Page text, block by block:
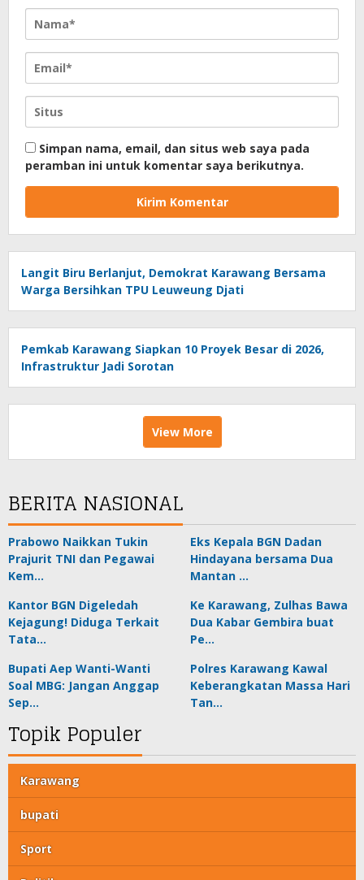
Simpan nama, email, dan situs web saya pada
peramban ini untuk komentar saya berikutnya.
Langit Biru Berlanjut, Demokrat Karawang Bersama
Warga Bersihkan TPU Leuweung Djati
Pemkab Karawang Siapkan 10 Proyek Besar di 2026,
Infrastruktur Jadi Sorotan
View More
BERITA NASIONAL
Prabowo Naikkan Tukin
Prajurit TNI dan Pegawai
Kem…
Eks Kepala BGN Dadan
Hindayana bersama Dua
Mantan …
Kantor BGN Digeledah
Kejagung! Diduga Terkait
Tata…
Ke Karawang, Zulhas Bawa
Dua Kabar Gembira buat
Pe…
Bupati Aep Wanti-Wanti
Soal MBG: Jangan Anggap
Sep…
Polres Karawang Kawal
Keberangkatan Massa Hari
Tan…
Topik Populer
Karawang
bupati
Sport